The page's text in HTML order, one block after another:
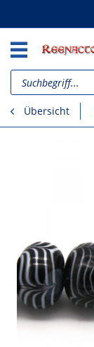
Übersicht